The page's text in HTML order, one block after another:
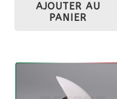
AJOUTER AU
PANIER